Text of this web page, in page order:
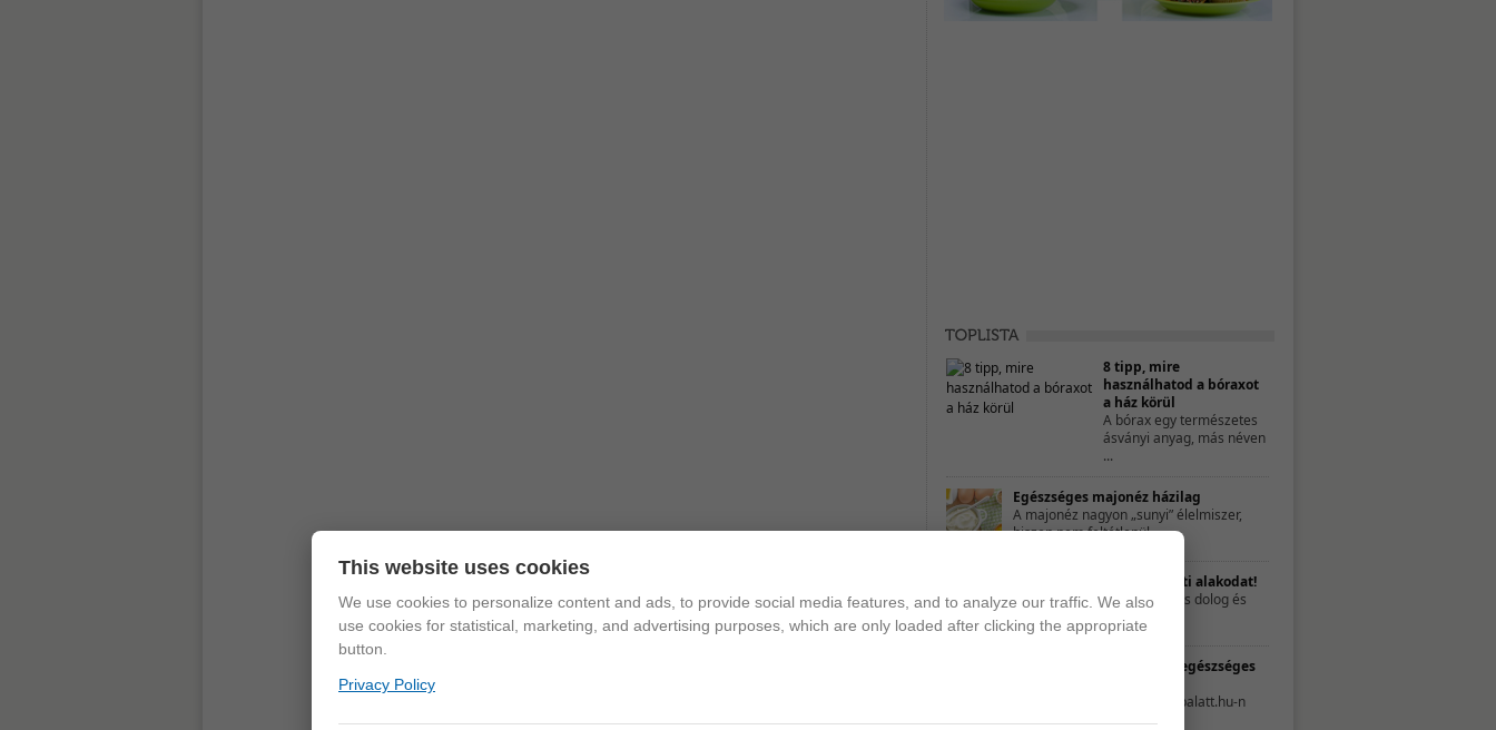
8 tipp, mire
használhatod a bóraxot
a ház körül
A bórax egy természetes
ásványi anyag, más néven
...
Egészséges majonéz házilag
A majonéz nagyon „sunyi” élelmiszer,
hiszen nem feltétlenül ...
Nyerd vissza a szülés előtti alakodat!
A gyermekáldás fantasztikus dolog és
talán az egyik ...
TESZT – Te mennyire élsz egészséges
A következő tesztet a 21napalatt.hu-n
találtuk. Egyszerűen csak ...
This website uses cookies
We use cookies to personalize content and ads, to provide social media features, and to analyze our traffic. We also
use cookies for statistical, marketing, and advertising purposes, which are only loaded after clicking the appropriate
button.
Privacy Policy